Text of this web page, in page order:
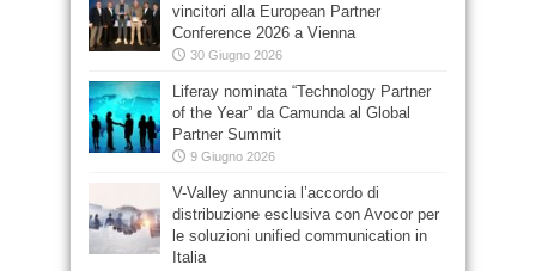
vincitori alla European Partner
Conference 2026 a Vienna
30 Giugno 2026
Liferay nominata “Technology Partner
of the Year” da Camunda al Global
Partner Summit
9 Giugno 2026
V-Valley annuncia l’accordo di
distribuzione esclusiva con Avocor per
le soluzioni unified communication in
Italia